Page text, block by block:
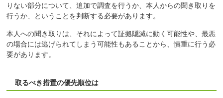
りない部分について、追加で調査を行うか、本人からの聞き取りを
行うか、ということを判断する必要があります。
本人への聞き取りは、それによって証拠隠滅に動く可能性や、最悪
の場合には逃げられてしまう可能性もあることから、慎重に行う必
要があります。
取るべき措置の優先順位は